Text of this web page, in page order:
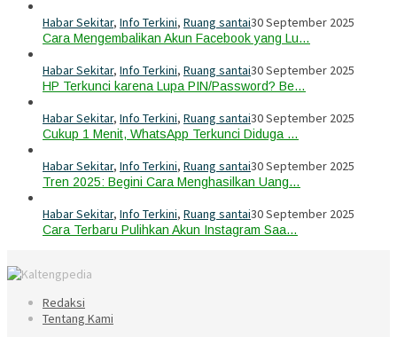
Habar Sekitar, Info Terkini, Ruang santai30 September 2025
Cara Mengembalikan Akun Facebook yang Lu…
Habar Sekitar, Info Terkini, Ruang santai30 September 2025
HP Terkunci karena Lupa PIN/Password? Be…
Habar Sekitar, Info Terkini, Ruang santai30 September 2025
Cukup 1 Menit, WhatsApp Terkunci Diduga …
Habar Sekitar, Info Terkini, Ruang santai30 September 2025
Tren 2025: Begini Cara Menghasilkan Uang…
Habar Sekitar, Info Terkini, Ruang santai30 September 2025
Cara Terbaru Pulihkan Akun Instagram Saa…
Redaksi
Tentang Kami